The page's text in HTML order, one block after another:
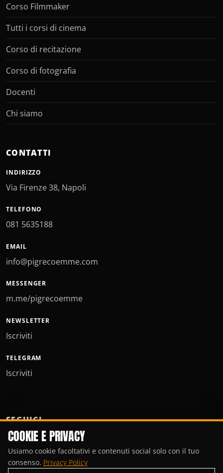
Corso Filmmaker
Tutti i corsi di cinema
Corso di recitazione
Corso di fotografia
Docenti
Chi siamo
CONTATTI
INDIRIZZO
Via Firenze 38, Napoli
TELEFONO
081 5635188
EMAIL
info@pigrecoemme.com
MESSENGER
m.me/pigrecoemme
NEWSLETTER
Iscriviti
TELEGRAM
Iscriviti
SEGUICI
COOKIE E PRIVACY
Usiamo cookie facoltativi e contenuti social solo con il tuo
consenso. Privacy Policy